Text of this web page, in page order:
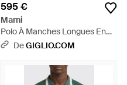
595 €
Marni
Polo À Manches Longues En
Coton Rayé Avec Logo
DeGIGLIO.COM